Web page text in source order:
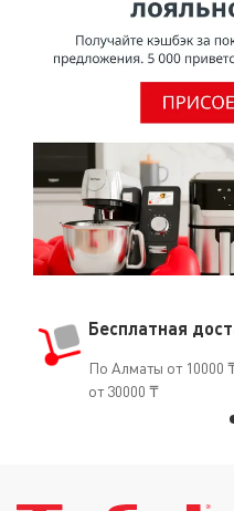
Бесплатная
По Алматы от 10000
от 30000 ₸